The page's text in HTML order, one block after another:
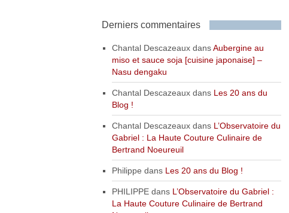
Derniers commentaires
Chantal DescazeauxdansAubergine au
miso et sauce soja [cuisine japonaise] –
Nasu dengaku
Chantal Descazeauxdans Les 20 ans du
Blog !
Chantal Descazeauxdans L’Observatoire du
Gabriel : La Haute Couture Culinaire de
Bertrand Noeureuil
Philippe dans Les 20 ans du Blog !
PHILIPPEdans L’Observatoire du Gabriel :
La Haute Couture Culinaire de Bertrand